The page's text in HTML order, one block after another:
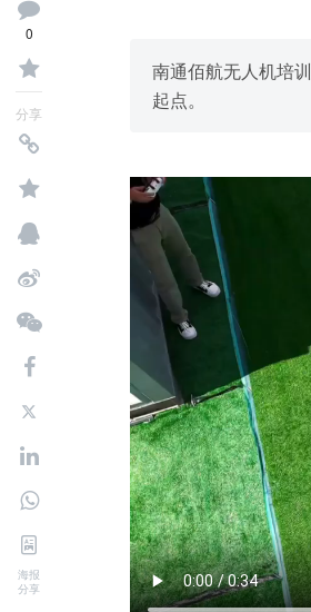
0
分享
海报
分享
南通佰航无人机培
起点。